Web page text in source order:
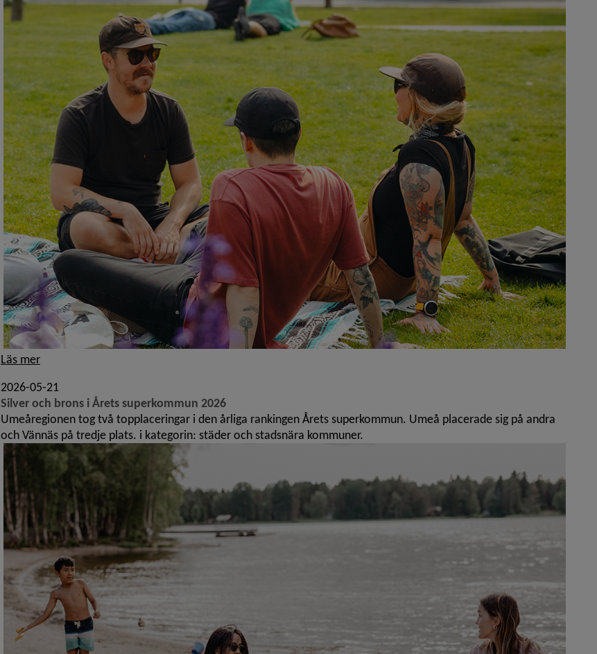
Läs mer
2026-05-21
Silver och brons i Årets superkommun 2026
Umeåregionen tog två topplaceringar i den årliga rankingen Årets superkommun. Umeå placerade sig på andra
och Vännäs på tredje plats. i kategorin: städer och stadsnära kommuner.